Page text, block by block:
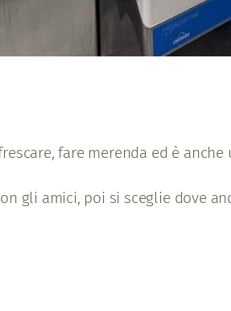
fare merenda ed è
gli amici, poi si sceglie dove